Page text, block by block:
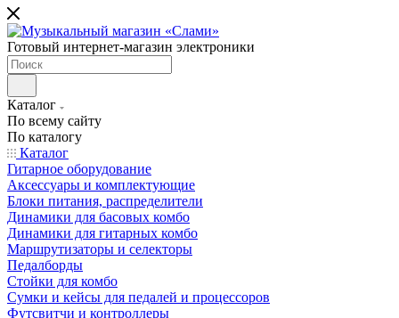
Готовый интернет-магазин электроники
Каталог
По всему сайту
По каталогу
Каталог
Гитарное оборудование
Аксессуары и комплектующие
Блоки питания, распределители
Динамики для басовых комбо
Динамики для гитарных комбо
Маршрутизаторы и селекторы
Педалборды
Стойки для комбо
Сумки и кейсы для педалей и процессоров
Футсвитчи и контроллеры